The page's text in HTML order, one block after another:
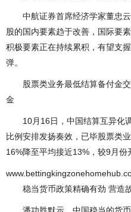
中航证券首席经济学家董忠云
股的国内要素趋于改善，国际要
积极要素正在持续累积，有望支
弹。
股票类业务最低结算备付金交
金
10月16日，中国结算互异化调
比例安排发扬奏效，已毕股票类
16%降至平均接近13%，较9月份
稳当货币政策精确有劲 营造